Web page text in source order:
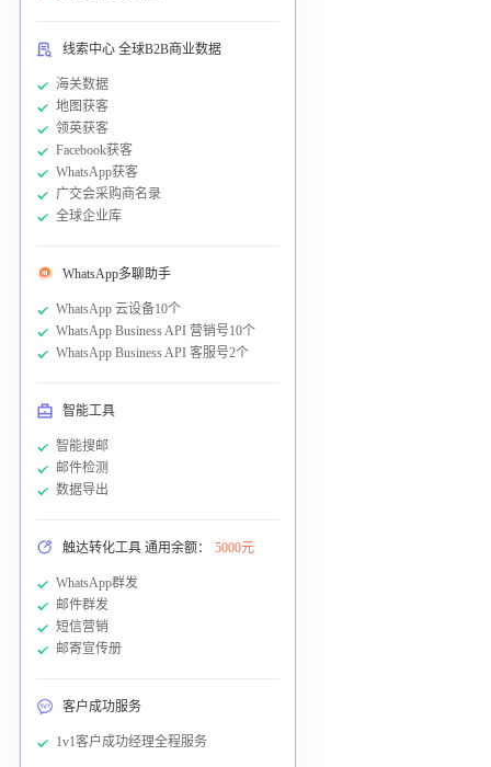
线索中心 全球B2B商业数据
海关数据
地图获客
领英获客
Facebook获客
WhatsApp获客
广交会采购商名录
全球企业库
WhatsApp多聊助手
WhatsApp 云设备10个
WhatsApp Business API 营销号10个
WhatsApp Business API 客服号2个
智能工具
智能搜邮
邮件检测
数据导出
触达转化工具 通用余额： 5000元
WhatsApp群发
邮件群发
短信营销
邮寄宣传册
客户成功服务
1v1客户成功经理全程服务